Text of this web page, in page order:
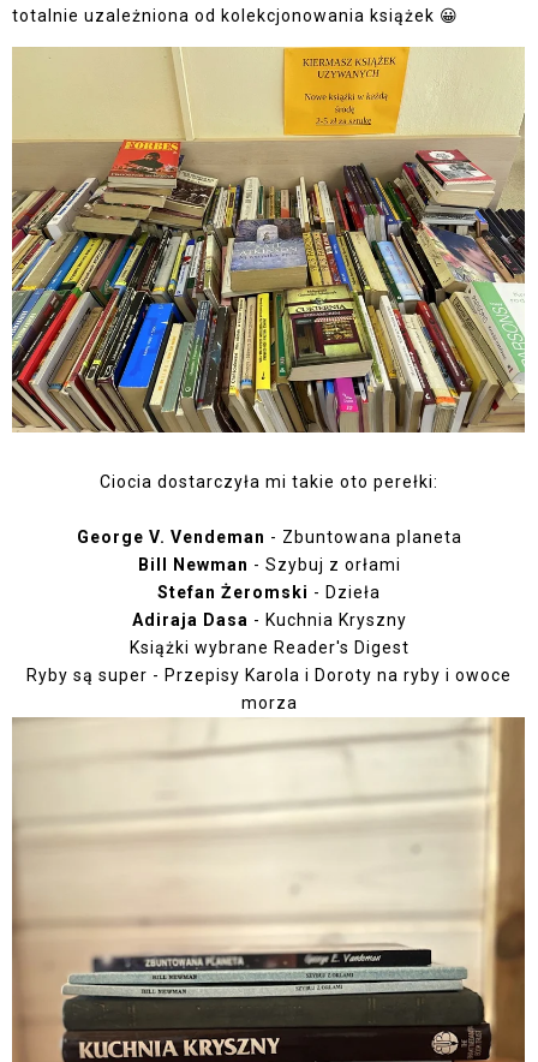
totalnie uzależniona od kolekcjonowania książek 😀
Ciocia dostarczyła mi takie oto perełki:
George V. Vendeman - Zbuntowana planeta
Bill Newman - Szybuj z orłami
Stefan Żeromski - Dzieła
Adiraja Dasa - Kuchnia Kryszny
Książki wybrane Reader's Digest
Ryby są super - Przepisy Karola i Doroty na ryby i owoce
morza